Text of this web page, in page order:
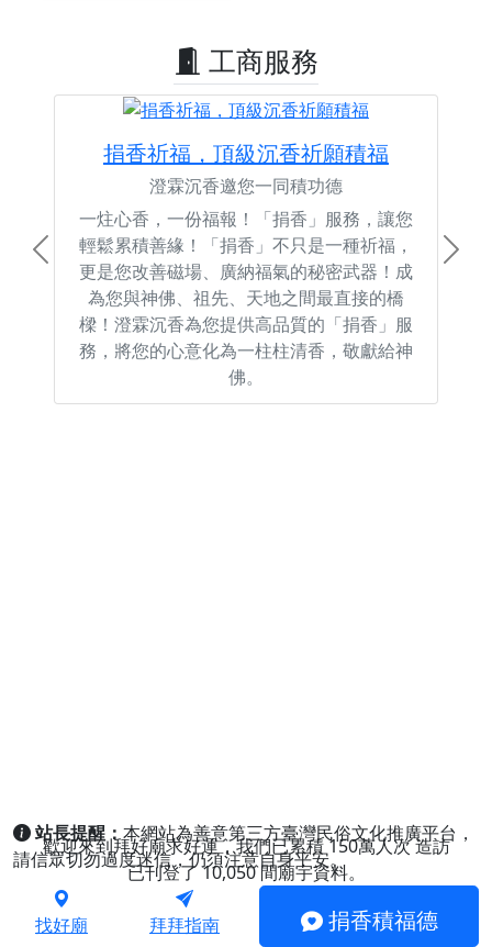
工商服務
捐香祈福，頂級沉香祈願積福
澄霖沉香邀您一同積功德
一炷心香，一份福報！「捐香」服務，讓您
輕鬆累積善緣！「捐香」不只是一種祈福，
更是您改善磁場、廣納福氣的秘密武器！成
為您與神佛、祖先、天地之間最直接的橋
樑！澄霖沉香為您提供高品質的「捐香」服
務，將您的心意化為一柱柱清香，敬獻給神
佛。
Previous Next
站長提醒：本網站為善意第三方臺灣民俗文化推廣平台，
請信眾切勿過度迷信，仍須注意自身平安。
歡迎來到拜好廟求好運，我們已累積150萬人次造訪
已刊登了10,050間廟宇資料。
找好廟 拜拜指南 捐香積福德